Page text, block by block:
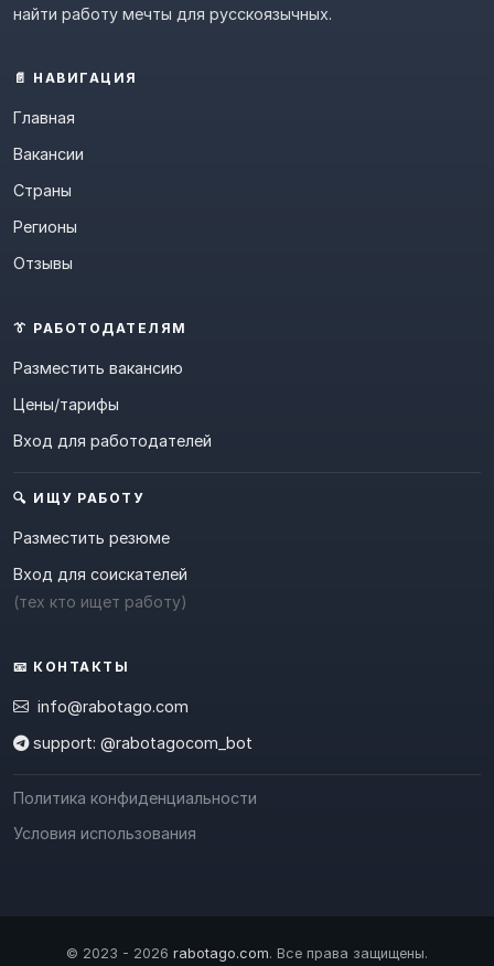
найти работу мечты для русскоязычных.
📄 НАВИГАЦИЯ
Главная
Вакансии
Страны
Регионы
Отзывы
👔 РАБОТОДАТЕЛЯМ
Разместить вакансию
Цены/тарифы
Вход для работодателей
🔍 ИЩУ РАБОТУ
Разместить резюме
Вход для соискателей
(тех кто ищет работу)
📧 КОНТАКТЫ
info@rabotago.com
support: @rabotagocom_bot
Политика конфиденциальности
Условия использования
© 2023 - 2026 rabotago.com. Все права защищены.